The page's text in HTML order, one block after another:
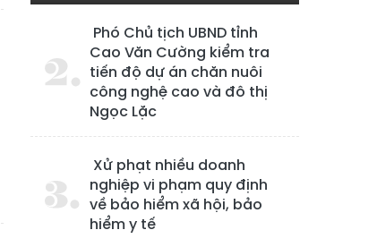
Phó Chủ tịch UBND tỉnh
Cao Văn Cường kiểm tra
tiến độ dự án chăn nuôi
công nghệ cao và đô thị
Ngọc Lặc
Xử phạt nhiều doanh
nghiệp vi phạm quy định
về bảo hiểm xã hội, bảo
hiểm y tế